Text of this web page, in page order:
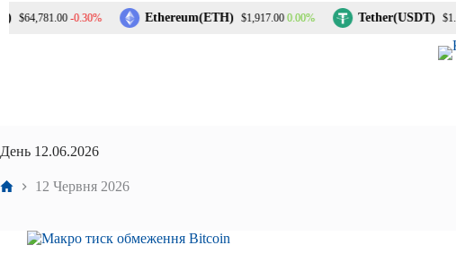
до$64,781.00 -0.30% Ethereum(ETH) $1,917.00 0.00% Tether(USDT) $1.00
День 12.06.2026
Головна12 Червня 2026